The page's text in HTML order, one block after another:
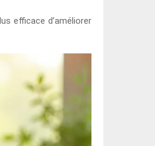
efficace d’améliorer